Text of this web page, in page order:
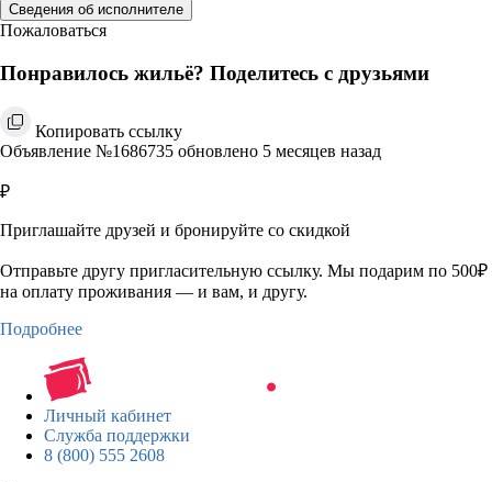
Сведения об исполнителе
Пожаловаться
Понравилось жильё? Поделитесь с друзьями
Копировать ссылку
Объявление №1686735 обновлено 5 месяцев назад
₽
Приглашайте друзей и бронируйте со скидкой
Отправьте другу пригласительную ссылку. Мы подарим по 500₽
на оплату проживания — и вам, и другу.
Подробнее
Личный кабинет
Служба поддержки
8 (800) 555 2608